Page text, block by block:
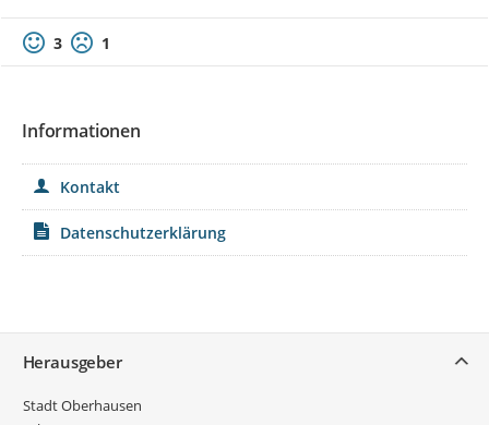
3 1
Informationen
Kontakt
Datenschutzerklärung
Herausgeber
Stadt Oberhausen